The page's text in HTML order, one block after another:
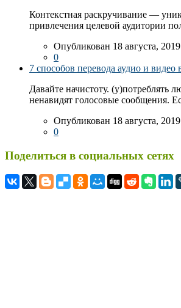
Контекстная раскручивание —
привлечения целевой аудитории
Опубликован 18 августа, 2019
0
7 способов перевода аудио и видео
Давайте начистоту. (у)потреблять
ненавидят голосовые сообщения.
Опубликован 18 августа, 2019
0
Поделиться в социальных сетях